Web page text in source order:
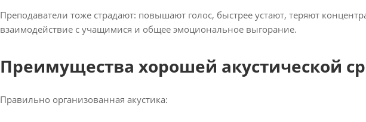
Преподаватели тоже страдают: повышают голос, быстрее устают, теряют
взаимодействие с учащимися и общее эмоциональное выгорание.
Преимущества хорошей акустической
Правильно организованная акустика: